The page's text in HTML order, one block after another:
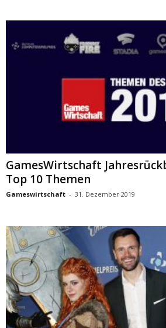
GamesWirtschaft
Top 10 Themen
Gameswirtschaft - 31. Dezember 2019